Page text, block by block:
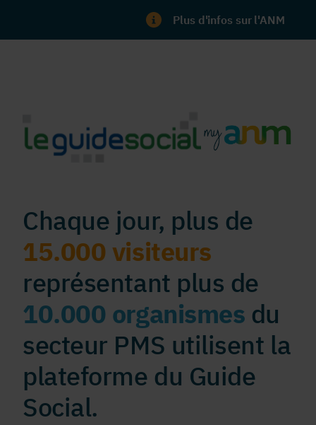
Plus d'infos sur l'ANM
Chaque jour, plus de
15.000 visiteurs
représentant plus de
10.000 organismes du
secteur PMS utilisent la
plateforme du Guide
Social.